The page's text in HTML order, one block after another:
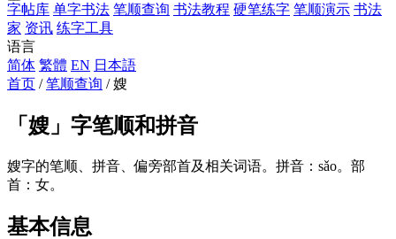
字帖库 单字书法 笔顺查询 书法教程 硬笔练字 笔顺演示 书法
家 资讯 练字工具
语言
简体 繁體 EN 日本語
首页 / 笔顺查询 / 嫂
「 嫂 」字笔顺和拼音
嫂字的笔顺、拼音、偏旁部首及相关词语。拼音：sǎo。部
首：女。
基本信息